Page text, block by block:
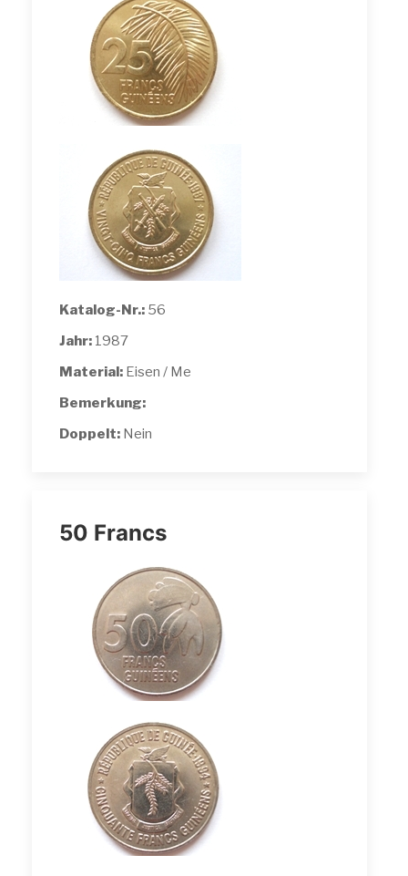
Katalog-Nr.: 56
Jahr: 1987
Material: Eisen / Me
Bemerkung:
Doppelt: Nein
50 Francs